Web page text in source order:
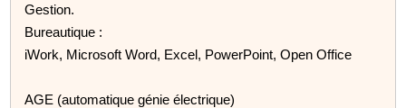
Gestion.
Bureautique :
iWork, Microsoft Word, Excel, PowerPoint, Open Office
AGE (automatique génie électrique)